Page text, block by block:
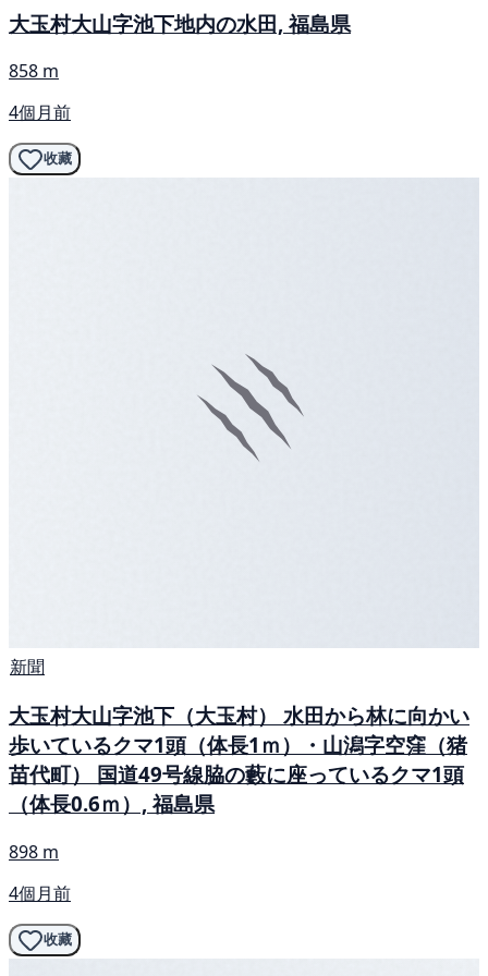
大玉村大山字池下地内の水田, 福島県
858 m
4個月前
收藏
新聞
大玉村大山字池下（大玉村） 水田から林に向かい
歩いているクマ1頭（体長1ｍ）・山潟字空窪（猪
苗代町） 国道49号線脇の藪に座っているクマ1頭
（体長0.6ｍ）, 福島県
898 m
4個月前
收藏